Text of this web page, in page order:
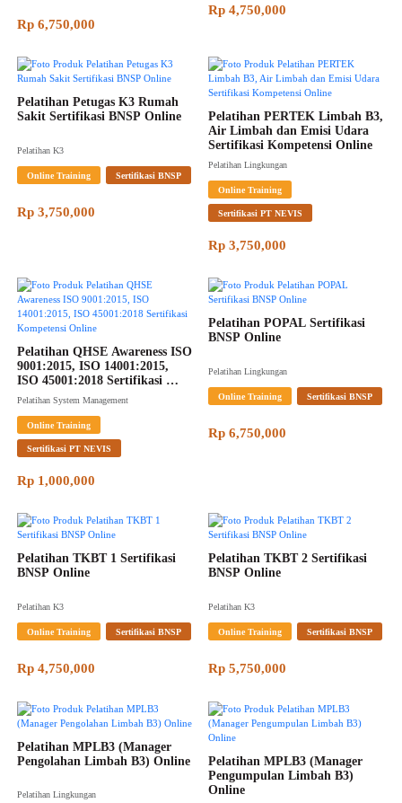
Rp 6,750,000
Rp 4,750,000
Pelatihan Petugas K3 Rumah
Sakit Sertifikasi BNSP Online
Pelatihan K3
Online Training Sertifikasi BNSP
Rp 3,750,000
Pelatihan PERTEK Limbah B3,
Air Limbah dan Emisi Udara
Sertifikasi Kompetensi Online
Pelatihan Lingkungan
Online Training
Sertifikasi PT NEVIS
Rp 3,750,000
Pelatihan QHSE Awareness ISO
9001:2015, ISO 14001:2015,
ISO 45001:2018 Sertifikasi
Kompetensi Online
Pelatihan System Management
Online Training
Sertifikasi PT NEVIS
Rp 1,000,000
Pelatihan POPAL Sertifikasi
BNSP Online
Pelatihan Lingkungan
Online Training Sertifikasi BNSP
Rp 6,750,000
Pelatihan TKBT 1 Sertifikasi
BNSP Online
Pelatihan K3
Online Training Sertifikasi BNSP
Rp 4,750,000
Pelatihan TKBT 2 Sertifikasi
BNSP Online
Pelatihan K3
Online Training Sertifikasi BNSP
Rp 5,750,000
Pelatihan MPLB3 (Manager
Pengolahan Limbah B3) Online
Pelatihan Lingkungan
Pelatihan MPLB3 (Manager
Pengumpulan Limbah B3)
Online